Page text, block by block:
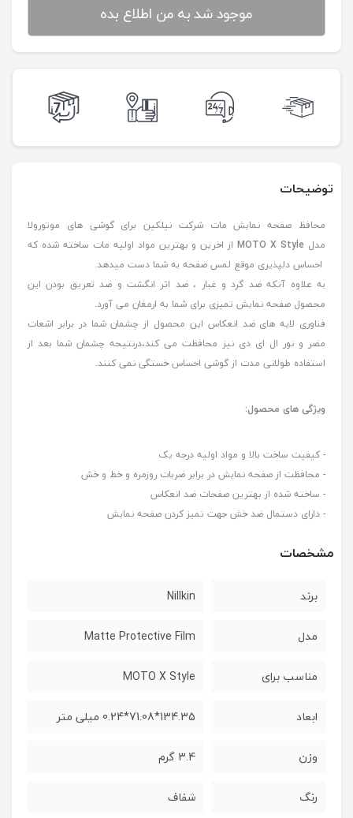
موجود شد به من اطلاع بده
توضیحات
محافظ صفحه نمایش مات شرکت نیلکین برای گوشی های موتورولا
مدل MOTO X Styleاز اخرین و بهترین مواد اولیه مات ساخته شده که
احساس دلپذیری موقع لمس صفحه به شما دست میدهد.
به علاوه آنکه ضد گرد و غبار ، ضد اثر انگشت و ضد تعریق بودن این
محصول صفحه نمایش تمیزی برای شما به ارمغان می آورد.
فناوری لایه های ضد انعکاس این محصول از چشمان شما در برابر اشعات
مضر و نور ال ای دی نیز محافظت می کند،درنتیجه چشمان شما بعد از
استفاده طولانی مدت از گوشی احساس خستگی نمی کنند.
ویژگی های محصول:
- کیفیت ساخت بالا و مواد اولیه درجه یک
- محافظت از صفحه نمایش در برابر ضربات روزمره و خط و خش
- ساخته شده از بهترین صفحات ضد انعکاس
- دارای دستمال ضد خش جهت تمیز کردن صفحه نمایش
مشخصات
برند Nillkin
مدل Matte Protective Film
مناسب برای MOTO X Style
ابعاد 134.35*71.08*0.24 میلی متر
وزن 3.4 گرم
رنگ شفاف